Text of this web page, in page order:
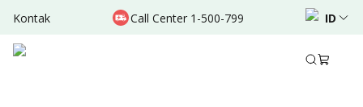
Kontak Call Center 1-500-799 ID
Deskripsi Detail PaketPersiapanSyarat & Ketentuan